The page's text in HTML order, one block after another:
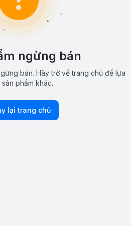
ngừng bán
bán. Hãy trở về trang chủ để lựa
phẩm khác.
lại trang chủ